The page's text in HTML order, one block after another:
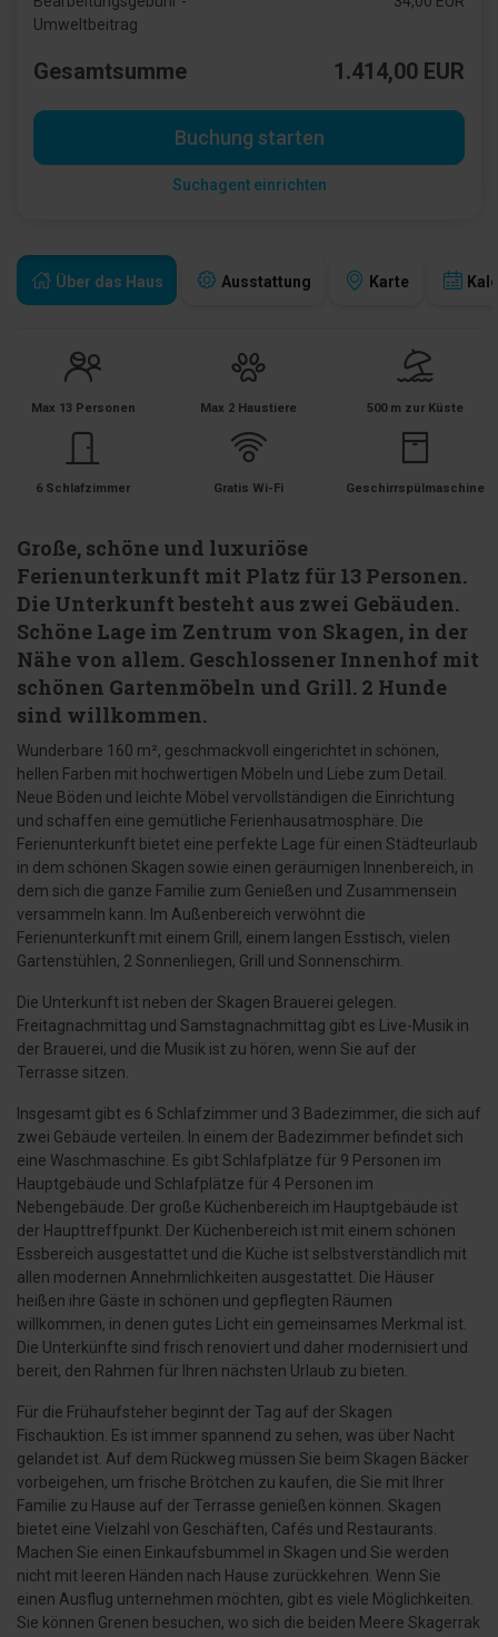
Über das Haus Ausstattung Karte
Max 13 Personen Max 2 Haustiere 500 m zur Küste
6 Schlafzimmer Gratis Wi-Fi Geschirrspülmaschine
Große, schöne und luxuriöse
Ferienunterkunft mit Platz für 13 Personen.
Die Unterkunft besteht aus zwei Gebäuden.
Schöne Lage im Zentrum von Skagen, in der
Nähe von allem. Geschlossener Innenhof mit
schönen Gartenmöbeln und Grill. 2 Hunde
sind willkommen.
Wunderbare 160 m², geschmackvoll eingerichtet in schönen,
hellen Farben mit hochwertigen Möbeln und Liebe zum Detail.
Neue Böden und leichte Möbel vervollständigen die Einrichtung
und schaffen eine gemütliche Ferienhausatmosphäre. Die
Ferienunterkunft bietet eine perfekte Lage für einen Städteurlaub
in dem schönen Skagen sowie einen geräumigen Innenbereich, in
dem sich die ganze Familie zum Genießen und Zusammensein
versammeln kann. Im Außenbereich verwöhnt die
Ferienunterkunft mit einem Grill, einem langen Esstisch, vielen
Gartenstühlen, 2 Sonnenliegen, Grill und Sonnenschirm.
Die Unterkunft ist neben der Skagen Brauerei gelegen.
Freitagnachmittag und Samstagnachmittag gibt es Live-Musik in
der Brauerei, und die Musik ist zu hören, wenn Sie auf der
Terrasse sitzen.
Insgesamt gibt es 6 Schlafzimmer und 3 Badezimmer, die sich auf
zwei Gebäude verteilen. In einem der Badezimmer befindet sich
eine Waschmaschine. Es gibt Schlafplätze für 9 Personen im
Hauptgebäude und Schlafplätze für 4 Personen im
Nebengebäude. Der große Küchenbereich im Hauptgebäude ist
der Haupttreffpunkt. Der Küchenbereich ist mit einem schönen
Essbereich ausgestattet und die Küche ist selbstverständlich mit
allen modernen Annehmlichkeiten ausgestattet. Die Häuser
heißen ihre Gäste in schönen und gepflegten Räumen
willkommen, in denen gutes Licht ein gemeinsames Merkmal ist.
Die Unterkünfte sind frisch renoviert und daher modernisiert und
bereit, den Rahmen für Ihren nächsten Urlaub zu bieten.
Für die Frühaufsteher beginnt der Tag auf der Skagen
Fischauktion. Es ist immer spannend zu sehen, was über Nacht
gelandet ist. Auf dem Rückweg müssen Sie beim Skagen Bäcker
vorbeigehen, um frische Brötchen zu kaufen, die Sie mit Ihrer
Familie zu Hause auf der Terrasse genießen können. Skagen
bietet eine Vielzahl von Geschäften, Cafés und Restaurants.
Machen Sie einen Einkaufsbummel in Skagen und Sie werden
nicht mit leeren Händen nach Hause zurückkehren. Wenn Sie
einen Ausflug unternehmen möchten, gibt es viele Möglichkeiten.
Sie können Grenen besuchen, wo sich die beiden Meere Skagerrak
Umweltbeitrag
Gesamtsumme 1.414,00 EUR
Buchung starten
Suchagent einrichten